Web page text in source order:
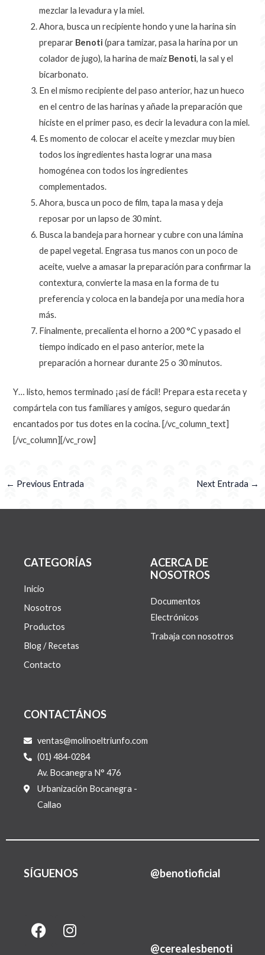
mezclar la levadura y la miel.
Ahora, busca un recipiente hondo y une laharina sin
preparar Benoti(para tamizar, pasa la harina por un
colador de jugo), laharina de maíz Benoti, la sal y el
bicarbonato.
En el mismo recipiente del paso anterior, haz un hueco
en el centro de las harinas y añade la preparación que
hiciste en el primer paso, es decir la levadura con la miel.
Es momento de colocar el aceite y mezclar muy bien
todos los ingredientes hasta lograr una masa
homogénea con todos los ingredientes
complementados.
Ahora, busca un poco de film, tapa la masa y deja
reposar por un lapso de 30 mint.
Busca la bandeja para hornear y cubre con una lámina
de papel vegetal. Engrasa tus manos con un poco de
aceite, vuelve a amasar la preparación para confirmar la
contextura, convierte la masa en la forma de tu
preferencia y coloca en la bandeja por una media hora
más.
Finalmente, precalienta el horno a 200 °C y pasado el
tiempo indicado en el paso anterior, mete la
preparación a hornear durante 25 o 30 minutos.
Y… listo, hemos terminado ¡así de fácil! Prepara esta receta y
compártela con tus familiares y amigos, seguro quedarán
encantados por tus dotes en la cocina. [/vc_column_text]
[/vc_column][/vc_row]
← Previous Entrada Next Entrada →
CATEGORÍAS
Inicio
Nosotros
Productos
Blog / Recetas
Contacto
ACERCA DE
NOSOTROS
Documentos
Electrónicos
Trabaja con nosotros
CONTACTÁNOS
ventas@molinoeltriunfo.com
(01) 484-0284
Av. Bocanegra N° 476
Urbanización Bocanegra -
Callao
SÍGUENOS @benotioficial
F
a
I
n
L
i
@cerealesbenoti